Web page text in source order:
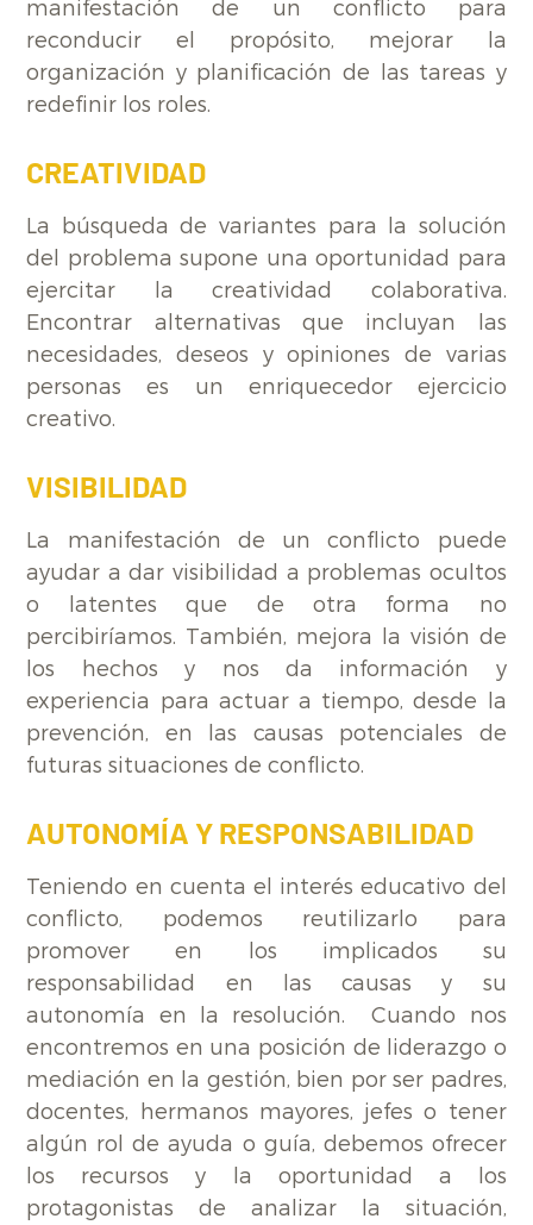
manifestación de un conflicto para
reconducir el propósito, mejorar la
organización y planificación de las tareas y
redefinir los roles.
CREATIVIDAD
La búsqueda de variantes para la solución
del problema supone una oportunidad para
ejercitar la creatividad colaborativa.
Encontrar alternativas que incluyan las
necesidades, deseos y opiniones de varias
personas es un enriquecedor ejercicio
creativo.
VISIBILIDAD
La manifestación de un conflicto puede
ayudar a dar visibilidad a problemas ocultos
o latentes que de otra forma no
percibiríamos. También, mejora la visión de
los hechos y nos da información y
experiencia para actuar a tiempo, desde la
prevención, en las causas potenciales de
futuras situaciones de conflicto.
AUTONOMÍA Y RESPONSABILIDAD
Teniendo en cuenta el interés educativo del
conflicto, podemos reutilizarlo para
promover en los implicados su
responsabilidad en las causas y su
autonomía en la resolución. Cuando nos
encontremos en una posición de liderazgo o
mediación en la gestión, bien por ser padres,
docentes, hermanos mayores, jefes o tener
algún rol de ayuda o guía, debemos ofrecer
los recursos y la oportunidad a los
protagonistas de analizar la situación,